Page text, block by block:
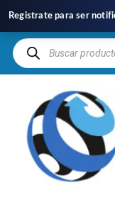
Registrate para ser